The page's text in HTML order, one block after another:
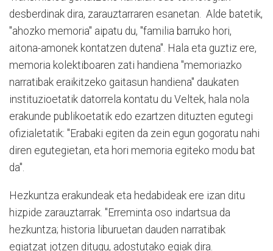
desberdinak dira, zarauztarraren esanetan. Alde batetik,
"ahozko memoria" aipatu du, "familia barruko hori,
aitona-amonek kontatzen dutena". Hala eta guztiz ere,
memoria kolektiboaren zati handiena "memoriazko
narratibak eraikitzeko gaitasun handiena" daukaten
instituzioetatik datorrela kontatu du Veltek, hala nola
erakunde publikoetatik edo ezartzen dituzten egutegi
ofizialetatik: "Erabaki egiten da zein egun gogoratu nahi
diren egutegietan, eta hori memoria egiteko modu bat
da".
Hezkuntza erakundeak eta hedabideak ere izan ditu
hizpide zarauztarrak. "Erreminta oso indartsua da
hezkuntza; historia liburuetan dauden narratibak
egiatzat jotzen ditugu, adostutako egiak dira.